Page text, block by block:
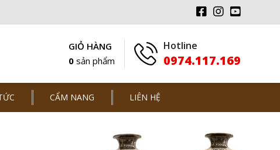
GIỎ HÀNG
0 sản phẩm
Hotline
0974.117.169
CẨM NANG LIÊN HỆ